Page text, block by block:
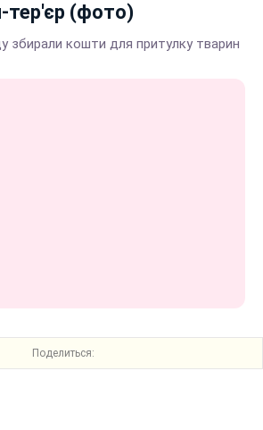
(фото)
збирали кошти для притулку тварин
Поделиться: